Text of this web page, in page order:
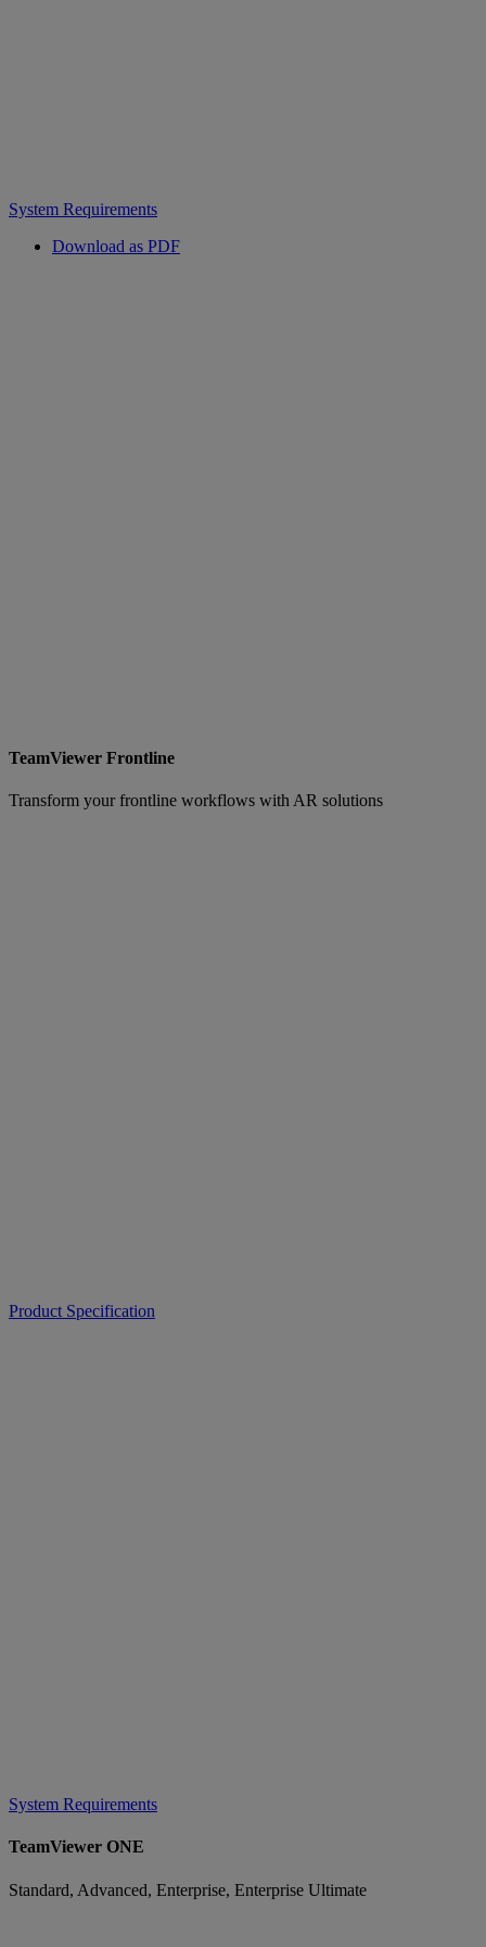
System Requirements
Download as PDF
TeamViewer Frontline
Transform your frontline workflows with AR solutions
Product Specification
System Requirements
TeamViewer ONE
Standard, Advanced, Enterprise, Enterprise Ultimate